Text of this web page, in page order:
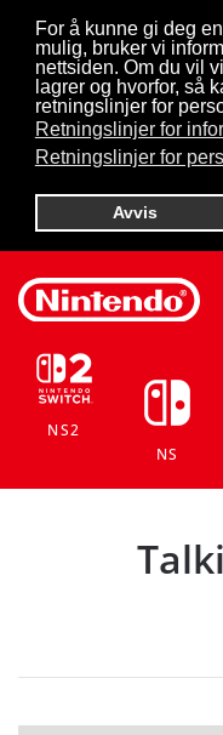
For å kunne gi deg
mulig, bruker vi
nettsiden. Om du vil
lagrer og hvorfor, så
retningslinjer for
Retningslinjer for
Retningslinjer for
Avvis
Skip to main
NS2
NS